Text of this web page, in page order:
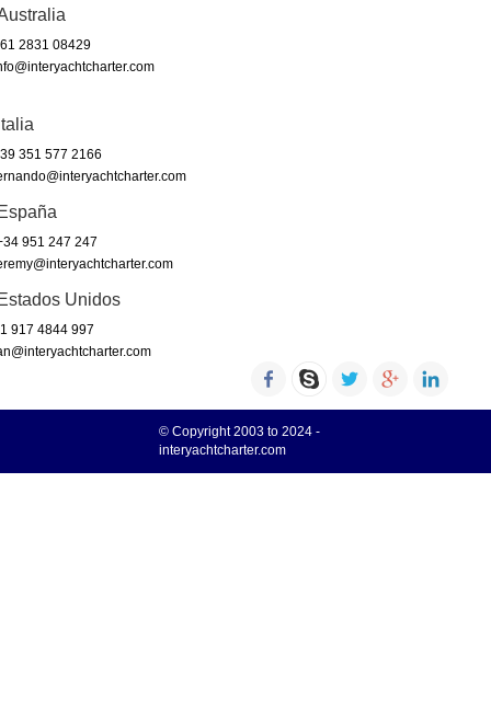
2831 08429
351 577 2166
951 247 247
Unidos
917 4844 997
© Copyright 2003 to 2024 -
interyachtcharter.com